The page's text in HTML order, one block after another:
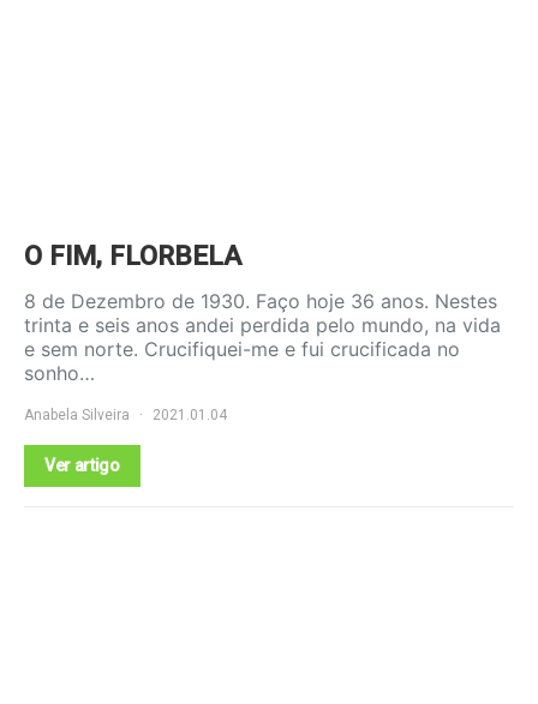
O FIM, FLORBELA
8 de Dezembro de 1930. Faço hoje 36 anos. Nestes
trinta e seis anos andei perdida pelo mundo, na vida
e sem norte. Crucifiquei-me e fui crucificada no
sonho…
Anabela Silveira 2021.01.04
Ver artigo